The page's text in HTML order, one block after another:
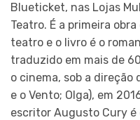
Blueticket, nas Lojas
Teatro. É a primeira
teatro e o livro é o
traduzido em mais de
o cinema, sob a direção
e o Vento; Olga), em
escritor Augusto Cury